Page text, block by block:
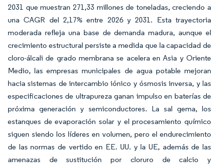
2031 que muestran 271,33 millones de toneladas, creciendo a
una CAGR del 2,17% entre 2026 y 2031. Esta trayectoria
moderada refleja una base de demanda madura, aunque el
crecimiento estructural persiste a medida que la capacidad de
cloro-álcali de grado membrana se acelera en Asia y Oriente
Medio, las empresas municipales de agua potable mejoran
hacia sistemas de intercambio iónico y ósmosis inversa, y las
especificaciones de ultrapureza ganan impulso en baterías de
próxima generación y semiconductores. La sal gema, los
estanques de evaporación solar y el procesamiento químico
siguen siendo los líderes en volumen, pero el endurecimiento
de las normas de vertido en EE. UU. y la UE, además de las
amenazas de sustitución por cloruro de calcio y